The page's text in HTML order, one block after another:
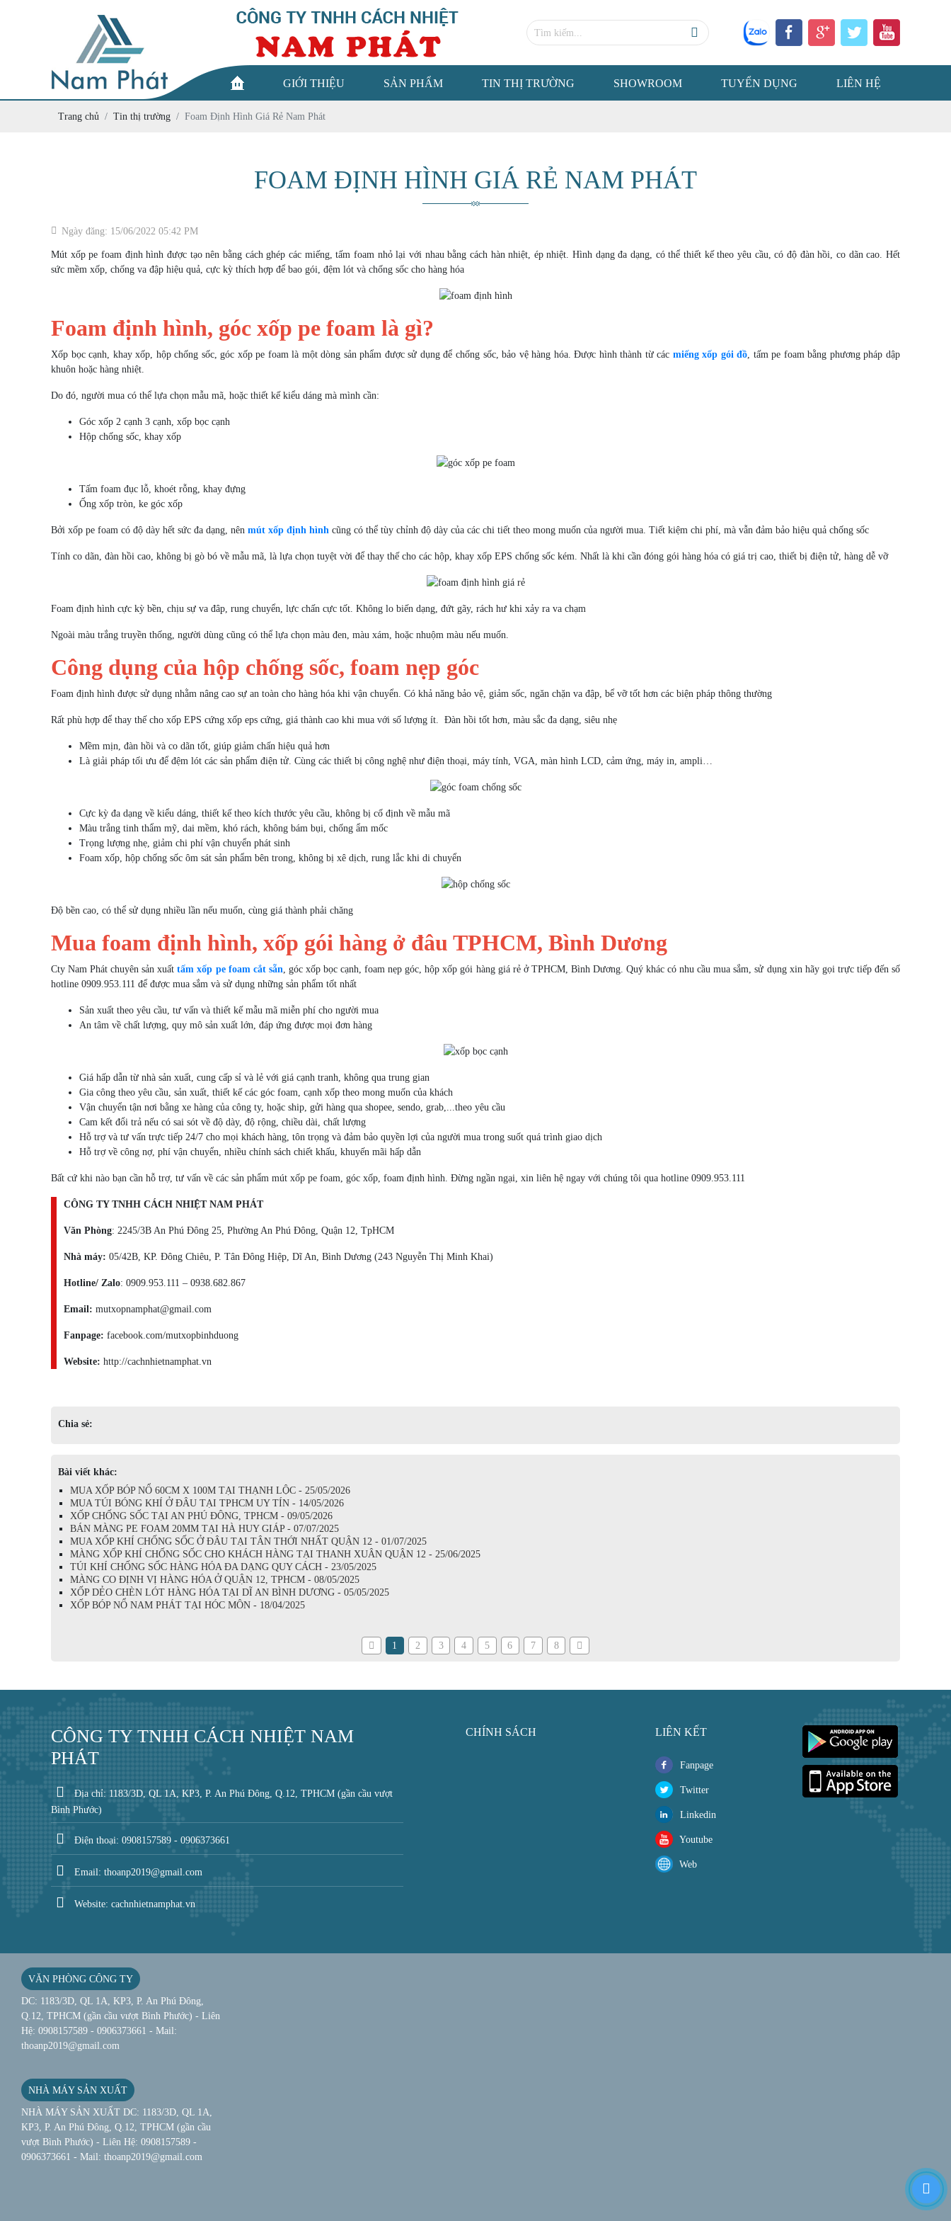
GIỚI THIỆU SẢN PHẨM TIN THỊ TRƯỜNG SHOWROOM TUYỂN DỤNG LIÊN HỆ
Trang chủ Tin thị trường Foam Định Hình Giá Rẻ Nam Phát
FOAM ĐỊNH HÌNH GIÁ RẺ NAM PHÁT
Ngày đăng: 15/06/2022 05:42 PM
Mút xốp pe foam định hình được tạo nên bằng cách ghép các miếng, tấm foam nhỏ lại với nhau bằng cách hàn nhiệt, ép nhiệt. Hình dạng đa dạng, có thể thiết kế theo yêu cầu, có độ đàn hồi, co dãn cao. Hết
sức mềm xốp, chống va đập hiệu quả, cực kỳ thích hợp để bao gói, đệm lót và chống sốc cho hàng hóa
Foam định hình, góc xốp pe foam là gì?
Xốp bọc cạnh, khay xốp, hộp chống sốc, góc xốp pe foam là một dòng sản phẩm được sử dụng để chống sốc, bảo vệ hàng hóa. Được hình thành từ các miếng xốp gói đồ, tấm pe foam bằng phương pháp dập
khuôn hoặc hàng nhiệt.
Do đó, người mua có thể lựa chọn mẫu mã, hoặc thiết kế kiểu dáng mà mình cần:
Góc xốp 2 cạnh 3 cạnh, xốp bọc cạnh
Hộp chống sốc, khay xốp
Tấm foam đục lỗ, khoét rỗng, khay đựng
Ống xốp tròn, ke góc xốp
Bởi xốp pe foam có độ dày hết sức đa dạng, nên mút xốp định hình cũng có thể tùy chỉnh độ dày của các chi tiết theo mong muốn của người mua. Tiết kiệm chi phí, mà vẫn đảm bảo hiệu quả chống sốc
Tính co dãn, đàn hồi cao, không bị gò bó về mẫu mã, là lựa chọn tuyệt vời để thay thế cho các hộp, khay xốp EPS chống sốc kém. Nhất là khi cần đóng gói hàng hóa có giá trị cao, thiết bị điện tử, hàng dễ vỡ
Foam định hình cực kỳ bền, chịu sự va đâp, rung chuyển, lực chấn cực tốt. Không lo biến dạng, đứt gãy, rách hư khi xảy ra va chạm
Ngoài màu trắng truyền thống, người dùng cũng có thể lựa chọn màu đen, màu xám, hoặc nhuộm màu nếu muốn.
Công dụng của hộp chống sốc, foam nẹp góc
Foam định hình được sử dụng nhằm nâng cao sự an toàn cho hàng hóa khi vận chuyển. Có khả năng bảo vệ, giảm sốc, ngăn chặn va đập, bể vỡ tốt hơn các biện pháp thông thường
Rất phù hợp để thay thế cho xốp EPS cứng xốp eps cứng, giá thành cao khi mua với số lượng ít. Đàn hồi tốt hơn, màu sắc đa dạng, siêu nhẹ
Mềm mịn, đàn hồi và co dãn tốt, giúp giảm chấn hiệu quả hơn
Là giải pháp tối ưu để đệm lót các sản phẩm điện tử. Cùng các thiết bị công nghệ như điện thoại, máy tính, VGA, màn hình LCD, cảm ứng, máy in, ampli…
Cực kỳ đa dạng về kiểu dáng, thiết kế theo kích thước yêu cầu, không bị cố định về mẫu mã
Màu trắng tinh thẩm mỹ, dai mềm, khó rách, không bám bụi, chống ẩm mốc
Trọng lượng nhẹ, giảm chi phí vận chuyển phát sinh
Foam xốp, hộp chống sốc ôm sát sản phẩm bên trong, không bị xê dịch, rung lắc khi di chuyển
Độ bền cao, có thể sử dụng nhiều lần nếu muốn, cùng giá thành phải chăng
Mua foam định hình, xốp gói hàng ở đâu TPHCM, Bình Dương
Cty Nam Phát chuyên sản xuấttấm xốp pe foam cắt sẵn, góc xốp bọc cạnh, foam nẹp góc, hộp xốp gói hàng giá rẻ ở TPHCM, Bình Dương. Quý khác có nhu cầu mua sắm, sử dụng xin hãy gọi trực tiếp đến số
hotline 0909.953.111 để được mua sắm và sử dụng những sản phẩm tốt nhất
Sản xuất theo yêu cầu, tư vấn và thiết kế mẫu mã miễn phí cho người mua
An tâm về chất lượng, quy mô sản xuất lớn, đáp ứng được mọi đơn hàng
Giá hấp dẫn từ nhà sản xuất, cung cấp sỉ và lẻ với giá cạnh tranh, không qua trung gian
Gia công theo yêu cầu, sản xuất, thiết kế các góc foam, cạnh xốp theo mong muốn của khách
Vận chuyển tận nơi bằng xe hàng của công ty, hoặc ship, gửi hàng qua shopee, sendo, grab,...theo yêu cầu
Cam kết đổi trả nếu có sai sót về độ dày, độ rộng, chiều dài, chất lượng
Hỗ trợ và tư vấn trực tiếp 24/7 cho mọi khách hàng, tôn trọng và đảm bảo quyền lợi của người mua trong suốt quá trình giao dịch
Hỗ trợ về công nợ, phí vận chuyển, nhiều chính sách chiết khấu, khuyến mãi hấp dẫn
Bất cứ khi nào bạn cần hỗ trợ, tư vấn về các sản phẩm mút xốp pe foam, góc xốp, foam định hình. Đừng ngần ngại, xin liên hệ ngay với chúng tôi qua hotline 0909.953.111
CÔNG TY TNHH CÁCH NHIỆT NAM PHÁT
Văn Phòng: 2245/3B An Phú Đông 25, Phường An Phú Đông, Quận 12, TpHCM
Nhà máy: 05/42B, KP. Đông Chiêu, P. Tân Đông Hiệp, Dĩ An, Bình Dương (243 Nguyễn Thị Minh Khai)
Hotline/ Zalo: 0909.953.111 – 0938.682.867
Email: mutxopnamphat@gmail.com
Fanpage: facebook.com/mutxopbinhduong
Website: http://cachnhietnamphat.vn
Chia sẻ:
Bài viết khác:
MUA XỐP BÓP NỔ 60CM X 100M TẠI THẠNH LỘC - 25/05/2026
MUA TÚI BÓNG KHÍ Ở ĐÂU TẠI TPHCM UY TÍN - 14/05/2026
XỐP CHỐNG SỐC TẠI AN PHÚ ĐÔNG, TPHCM - 09/05/2026
BÁN MÀNG PE FOAM 20MM TẠI HÀ HUY GIÁP - 07/07/2025
MUA XỐP KHÍ CHỐNG SỐC Ở ĐÂU TẠI TÂN THỚI NHẤT QUẬN 12 - 01/07/2025
MÀNG XỐP KHÍ CHỐNG SỐC CHO KHÁCH HÀNG TẠI THANH XUÂN QUẬN 12 - 25/06/2025
TÚI KHÍ CHỐNG SỐC HÀNG HÓA ĐA DẠNG QUY CÁCH - 23/05/2025
MÀNG CO ĐỊNH VỊ HÀNG HÓA Ở QUẬN 12, TPHCM - 08/05/2025
XỐP DẺO CHÈN LÓT HÀNG HÓA TẠI DĨ AN BÌNH DƯƠNG - 05/05/2025
XỐP BÓP NỔ NAM PHÁT TẠI HÓC MÔN - 18/04/2025
1 2 3 4 5 6 7 8
CÔNG TY TNHH CÁCH NHIỆT NAM
PHÁT
Địa chỉ: 1183/3D, QL 1A, KP3, P. An Phú Đông, Q.12, TPHCM (gần cầu vượt
Bình Phước)
Điện thoại: 0908157589 - 0906373661
Email: thoanp2019@gmail.com
Website: cachnhietnamphat.vn
CHÍNH SÁCH LIÊN KẾT
Fanpage
Twitter
Linkedin
Youtube
Web
VĂN PHÒNG CÔNG TY
DC: 1183/3D, QL 1A, KP3, P. An Phú Đông,
Q.12, TPHCM (gần cầu vượt Bình Phước) - Liên
Hệ: 0908157589 - 0906373661 - Mail:
thoanp2019@gmail.com
NHÀ MÁY SẢN XUẤT
NHÀ MÁY SẢN XUẤT DC: 1183/3D, QL 1A,
KP3, P. An Phú Đông, Q.12, TPHCM (gần cầu
vượt Bình Phước) - Liên Hệ: 0908157589 -
0906373661 - Mail: thoanp2019@gmail.com